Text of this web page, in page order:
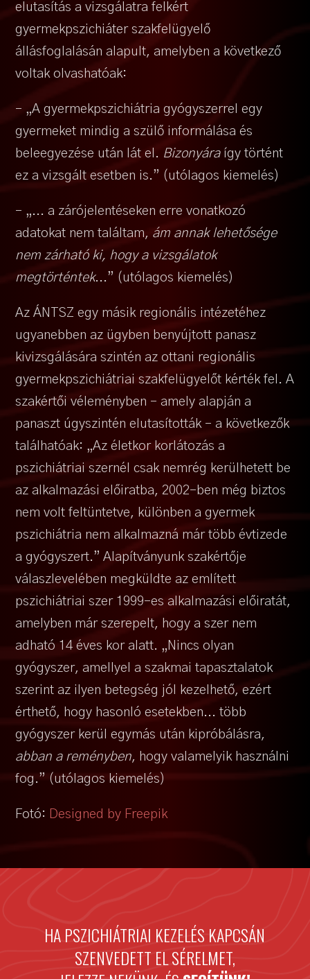
elutasítás a vizsgálatra felkért
gyermekpszichiáter szakfelügyelő
állásfoglalásán alapult, amelyben a következő
voltak olvashatóak:
– „A gyermekpszichiátria gyógyszerrel egy
gyermeket mindig a szülő informálása és
beleegyezése után lát el. Bizonyára így történt
ez a vizsgált esetben is.” (utólagos kiemelés)
– „... a zárójelentéseken erre vonatkozó
adatokat nem találtam, ám annak lehetősége
nem zárható ki, hogy a vizsgálatok
megtörténtek...” (utólagos kiemelés)
Az ÁNTSZ egy másik regionális intézetéhez
ugyanebben az ügyben benyújtott panasz
kivizsgálására szintén az ottani regionális
gyermekpszichiátriai szakfelügyelőt kérték fel. A
szakértői véleményben – amely alapján a
panaszt úgyszintén elutasították – a következők
találhatóak: „Az életkor korlátozás a
pszichiátriai szernél csak nemrég kerülhetett be
az alkalmazási előiratba, 2002-ben még biztos
nem volt feltüntetve, különben a gyermek
pszichiátria nem alkalmazná már több évtizede
a gyógyszert.” Alapítványunk szakértője
válaszlevelében megküldte az említett
pszichiátriai szer 1999-es alkalmazási előiratát,
amelyben már szerepelt, hogy a szer nem
adható 14 éves kor alatt. „Nincs olyan
gyógyszer, amellyel a szakmai tapasztalatok
szerint az ilyen betegség jól kezelhető, ezért
érthető, hogy hasonló esetekben... több
gyógyszer kerül egymás után kipróbálásra,
abban a reményben, hogy valamelyik használni
fog.” (utólagos kiemelés)
Fotó: Designed by Freepik
HA PSZICHIÁTRIAI KEZELÉS KAPCSÁN
SZENVEDETT EL SÉRELMET,